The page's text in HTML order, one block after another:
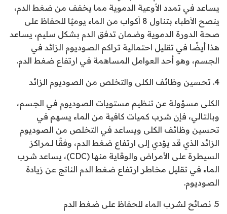
يساعد في تمدد الأوعية الدموية مما يخفف من ضغط الدم،
ينصح الأطباء بتناول 8 أكواب من الماء يوميًا للحفاظ على
صحة الدورة الدموية وضمان تدفق الدم بشكل سليم، يساعد
هذا أيضًا في تقليل احتمالية تراكم الصوديوم الزائد في
الجسم، وهو أحد العوامل المساهمة في ارتفاع ضغط الدم.
4. تحسين وظائف الكلى والتخلص من الصوديوم الزائد
الكلى مسؤولة عن تنظيم مستويات الصوديوم في الجسم،
وبالتالي، فإن شرب كميات كافية من الماء يسهم في
تحسين وظائف الكلى ويساعد في التخلص من الصوديوم
الزائد الذي قد يؤدي إلى ارتفاع ضغط الدم، وفقًا لـمراكز
السيطرة على الأمراض والوقاية منها (CDC)، يساعد شرب
الماء في تقليل مخاطر ارتفاع ضغط الدم الناتج عن زيادة
الصوديوم.
5. نصائح لشرب الماء للحفاظ على ضغط الدم